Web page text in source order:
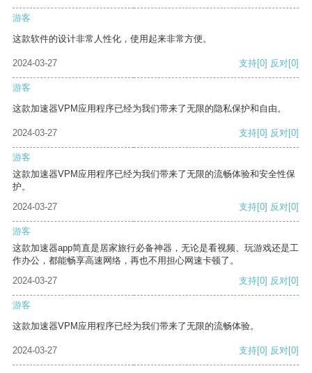
游客
这款软件的设计非常人性化，使用起来非常方便。
2024-03-27 支持[0] 反对[0]
游客
这款加速器VPM应用程序已经为我们带来了无限的隐私保护和自由。
2024-03-27 支持[0] 反对[0]
游客
这款加速器VPM应用程序已经为我们带来了无限的流畅体验和安全性保
护。
2024-03-27
支持[0] 反对[0]
游客
这款加速器app简直是居家旅行必备神器，无论是看视频、玩游戏还是工
作办公，都能畅享高速网络，再也不用担心网速卡顿了。
2024-03-27
支持[0] 反对[0]
游客
这款加速器VPM应用程序已经为我们带来了无限的流畅体验。
2024-03-27 支持[0] 反对[0]